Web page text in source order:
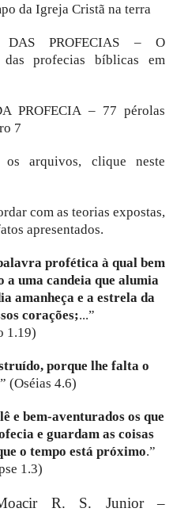
da Igreja Cristã na terra
PROFECIAS – O
das profecias bíblicas em
PROFECIA – 77 pérolas
7
arquivos, clique neste
com as teorias expostas,
apresentados.
profética à qual bem
a uma candeia que alumia
amanheça e a estrela da
corações;...”
1.19)
porque lhe falta o
(Oséias 4.6)
e bem-aventurados os que
e guardam as coisas
o tempo está próximo.”
1.3)
R. S. Junior –